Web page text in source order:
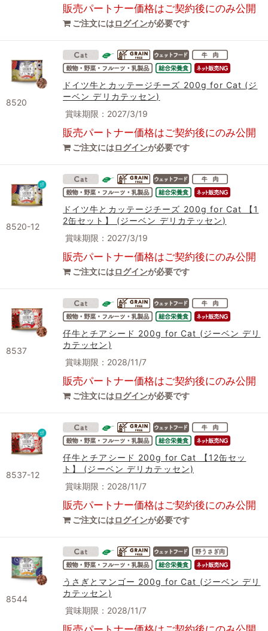
販売パートナー価格はご契約後にのみ公開
ご注文にはログインが必要です
8520
ドイツ牛とカッテージチーズ 200g for Cat (ジ
ーベン デリカテッセン)
賞味期限：2027/3/19
販売パートナー価格はご契約後にのみ公開
ご注文にはログインが必要です
8520-12
ドイツ牛とカッテージチーズ 200g for Cat 【1
2缶セット】 (ジーベン デリカテッセン)
賞味期限：2027/3/19
販売パートナー価格はご契約後にのみ公開
ご注文にはログインが必要です
8537
仔牛とチアシード 200g for Cat (ジーベン デリ
カテッセン)
賞味期限：2028/11/7
販売パートナー価格はご契約後にのみ公開
ご注文にはログインが必要です
8537-12
仔牛とチアシード 200g for Cat 【12缶セッ
ト】 (ジーベン デリカテッセン)
賞味期限：2028/11/7
販売パートナー価格はご契約後にのみ公開
ご注文にはログインが必要です
8544
うさぎとマンゴー 200g for Cat (ジーベン デリ
カテッセン)
賞味期限：2028/11/7